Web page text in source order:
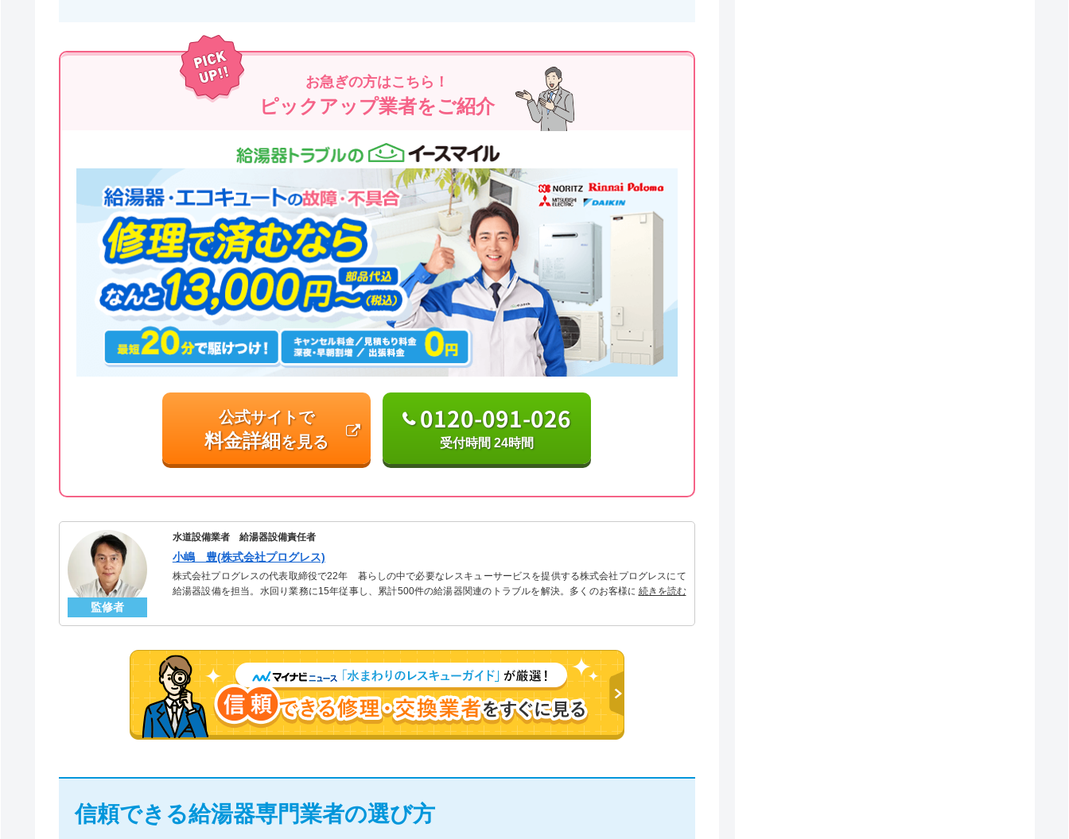
お急ぎの方はこちら！
ピックアップ業者をご紹介
公式サイトで
料金詳細を見る
0120-091-026
受付時間 24時間
監修者
水道設備業者 給湯器設備責任者
小嶋 豊(株式会社プログレス)
株式会社プログレスの代表取締役で22年 暮らしの中で必要なレスキューサービスを提供する株式会社プログレスにて
給湯器設備を担当。水回り業務に15年従事し、累計500件の給湯器関連のトラブルを解決。多くのお客様に信頼される
続きを読む
信頼できる給湯器専門業者の選び方